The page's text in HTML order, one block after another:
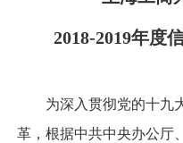
2018-2019年度
为深入贯彻党的十九
革，根据中共中央办公厅